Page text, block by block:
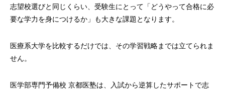
志望校選びと同じくらい、受験生にとって「どうやって合格に必
要な学力を身につけるか」も大きな課題となります。
医療系大学を比較するだけでは、その学習戦略までは立てられま
せん。
医学部専門予備校 京都医塾は、入試から逆算したサポートで志